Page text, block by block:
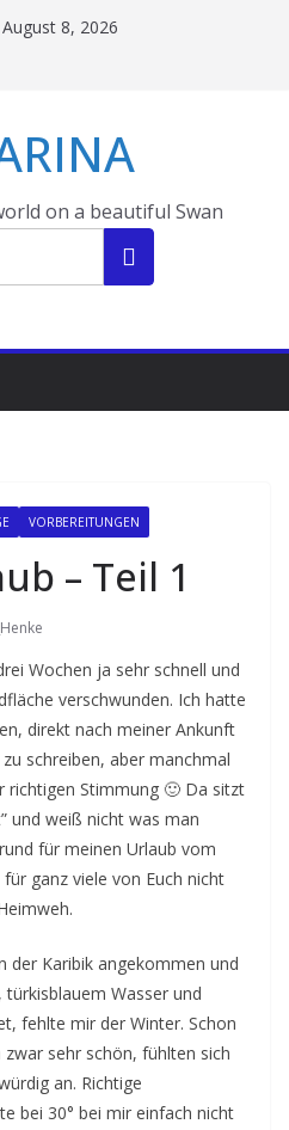
8, 2026
on a beautiful Swan
VORBEREITUNGEN
– Teil 1
Wochen ja sehr schnell und
verschwunden. Ich hatte
direkt nach meiner Ankunft
schreiben, aber manchmal
richtigen Stimmung 🙂 Da sitzt
und weiß nicht was man
für meinen Urlaub vom
ganz viele von Euch nicht
der Karibik angekommen und
Wasser und
fehlte mir der Winter. Schon
sehr schön, fühlten sich
an. Richtige
bei 30° bei mir einfach nicht